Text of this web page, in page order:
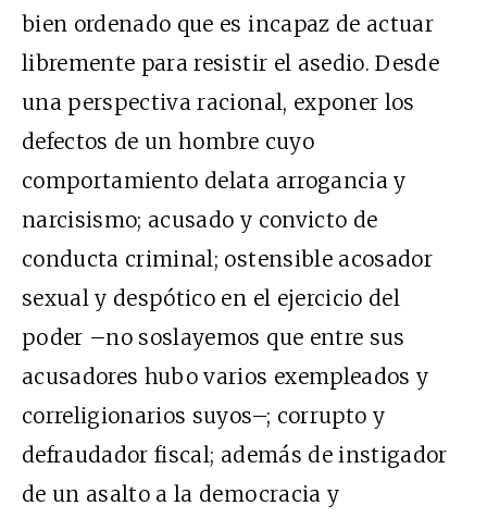
bien ordenado que es incapaz de actuar
libremente para resistir el asedio. Desde
una perspectiva racional, exponer los
defectos de un hombre cuyo
comportamiento delata arrogancia y
narcisismo; acusado y convicto de
conducta criminal; ostensible acosador
sexual y despótico en el ejercicio del
poder –no soslayemos que entre sus
acusadores hubo varios exempleados y
correligionarios suyos–; corrupto y
defraudador fiscal; además de instigador
de un asalto a la democracia y